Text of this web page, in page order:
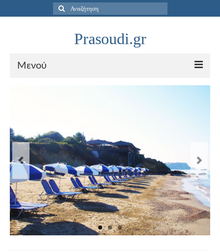
Αναζήτηση
για:
Prasoudi.gr
Μενού
Γκάλερι
Επικοινωνία
Ελληνικα (Ελληνικα)
English (Αγγλικα)